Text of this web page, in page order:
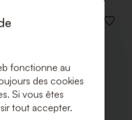
fonctionne au
des cookies
Si vous êtes
tout accepter.